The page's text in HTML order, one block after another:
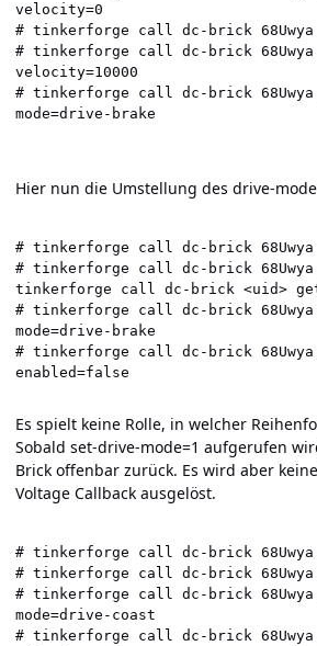
velocity=0
# tinkerforge call dc-brick
# tinkerforge call dc-brick
velocity=10000
# tinkerforge call dc-brick 68Uwya
Hier nun die Umstellung des drive-
# tinkerforge call dc-brick 68Uwya
# tinkerforge call dc-brick 68Uwya
tinkerforge call dc-brick <uid>
# tinkerforge call dc-brick 68Uwya
mode=drive-brake
# tinkerforge call dc-brick 68Uwya
Es spielt keine Rolle, in welcher
Sobald set-drive-mode=1 aufgerufen
Brick offenbar zurück. Es wird aber
Voltage Callback ausgelöst.
# tinkerforge call dc-brick
# tinkerforge call dc-brick 68Uwya
# tinkerforge call dc-brick 68Uwya
mode=drive-coast
# tinkerforge call dc-brick